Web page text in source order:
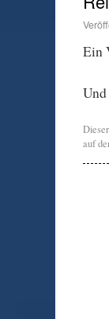
Ein
auf